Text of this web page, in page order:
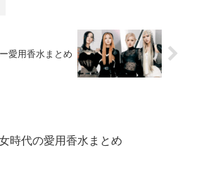
愛用香水まとめ
時代の愛用香水まとめ